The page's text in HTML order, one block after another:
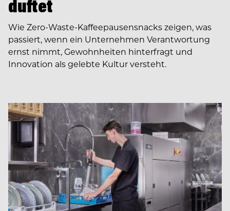
duftet
Wie Zero-Waste-Kaffeepausensnacks zeigen, was
passiert, wenn ein Unternehmen Verantwortung
ernst nimmt, Gewohnheiten hinterfragt und
Innovation als gelebte Kultur versteht.